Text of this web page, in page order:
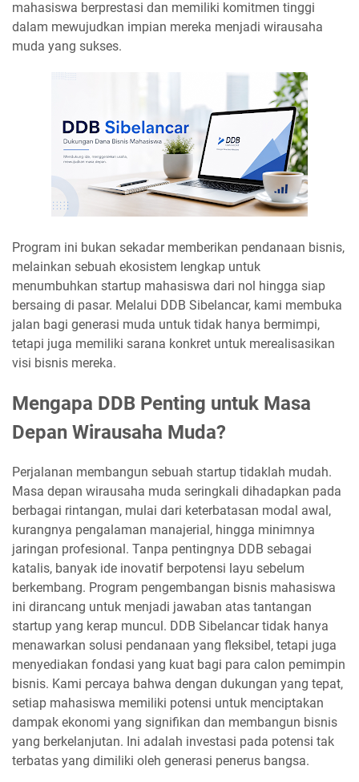
mahasiswa berprestasi dan memiliki komitmen tinggi
dalam mewujudkan impian mereka menjadi wirausaha
muda yang sukses.
Program ini bukan sekadar memberikan pendanaan bisnis,
melainkan sebuah ekosistem lengkap untuk
menumbuhkan startup mahasiswa dari nol hingga siap
bersaing di pasar. Melalui DDB Sibelancar, kami membuka
jalan bagi generasi muda untuk tidak hanya bermimpi,
tetapi juga memiliki sarana konkret untuk merealisasikan
visi bisnis mereka.
Mengapa DDB Penting untuk Masa
Depan Wirausaha Muda?
Perjalanan membangun sebuah startup tidaklah mudah.
Masa depan wirausaha muda seringkali dihadapkan pada
berbagai rintangan, mulai dari keterbatasan modal awal,
kurangnya pengalaman manajerial, hingga minimnya
jaringan profesional. Tanpa pentingnya DDB sebagai
katalis, banyak ide inovatif berpotensi layu sebelum
berkembang. Program pengembangan bisnis mahasiswa
ini dirancang untuk menjadi jawaban atas tantangan
startup yang kerap muncul. DDB Sibelancar tidak hanya
menawarkan solusi pendanaan yang fleksibel, tetapi juga
menyediakan fondasi yang kuat bagi para calon pemimpin
bisnis. Kami percaya bahwa dengan dukungan yang tepat,
setiap mahasiswa memiliki potensi untuk menciptakan
dampak ekonomi yang signifikan dan membangun bisnis
yang berkelanjutan. Ini adalah investasi pada potensi tak
terbatas yang dimiliki oleh generasi penerus bangsa.